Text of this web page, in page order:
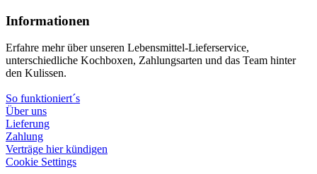
Informationen
Erfahre mehr über unseren Lebensmittel-Lieferservice,
unterschiedliche Kochboxen, Zahlungsarten und das Team hinter
den Kulissen.
So funktioniert´s
Über uns
Lieferung
Zahlung
Verträge hier kündigen
Cookie Settings